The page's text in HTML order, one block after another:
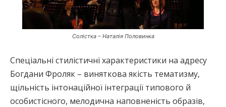
Солістка – Наталія Половинка
Спеціальні стилістичні характеристики на адресу
Богдани Фроляк – виняткова якість тематизму,
щільність інтонаційної інтеграції типового й
особистісного, мелодична наповненість образів,